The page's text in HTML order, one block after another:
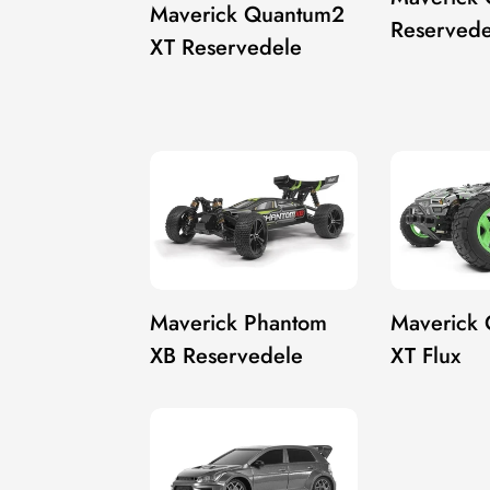
Maverick Quantum2
XT Reservedele
Maverick Phantom
XB Reservedele
Maverick
XT Flux